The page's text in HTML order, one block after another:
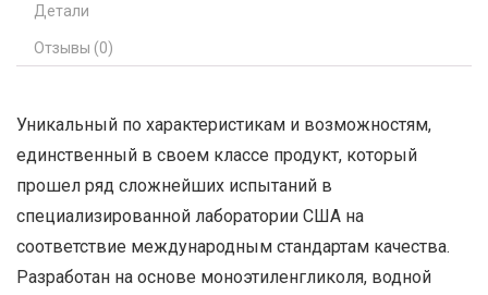
Детали
Отзывы (0)
Уникальный по характеристикам и возможностям,
единственный в своем классе продукт, который
прошел ряд сложнейших испытаний в
специализированной лаборатории США на
соответствие международным стандартам качества.
Разработан на основе моноэтиленгликоля, водной